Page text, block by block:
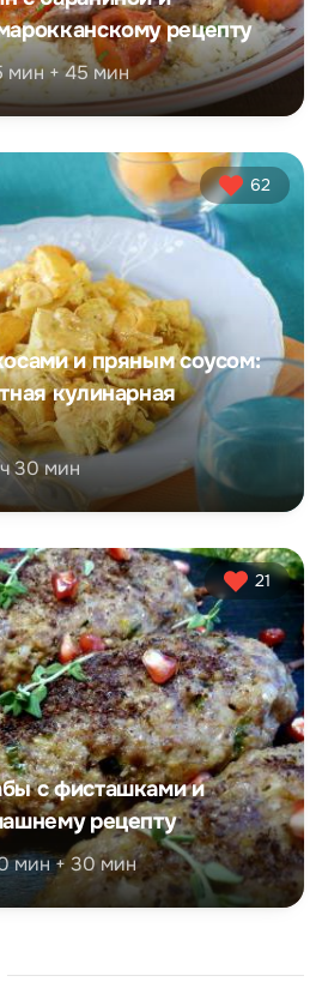
рецепту
мин + 45 мин
62
и пряным соусом:
кулинарная
30 мин
21
с фисташками и
рецепту
мин + 30 мин